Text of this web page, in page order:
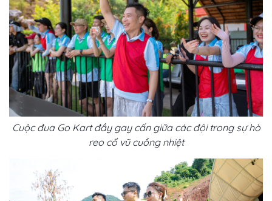
Cuộc đua Go Kart đầy gay cấn giữa các đội trong sự hò
reo cổ vũ cuồng nhiệt